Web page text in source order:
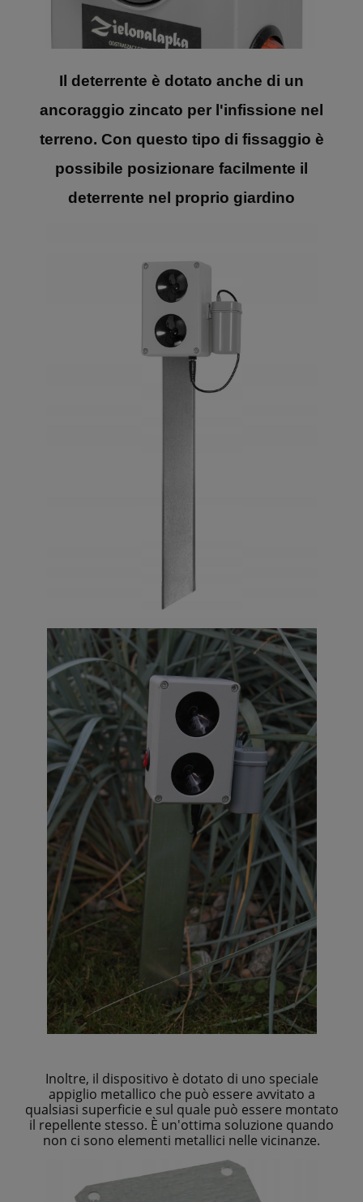
Il deterrente è dotato anche di un
ancoraggio zincato per l'infissione nel
terreno. Con questo tipo di fissaggio è
possibile posizionare facilmente il
deterrente nel proprio giardino
Inoltre, il dispositivo è dotato di uno speciale
appiglio metallico che può essere avvitato a
qualsiasi superficie e sul quale può essere montato
il repellente stesso. È un'ottima soluzione quando
non ci sono elementi metallici nelle vicinanze.